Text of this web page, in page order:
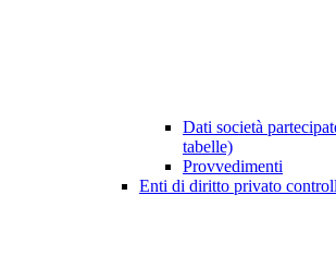
Dati società
tabelle)
Provvedimenti
Enti di diritto privato